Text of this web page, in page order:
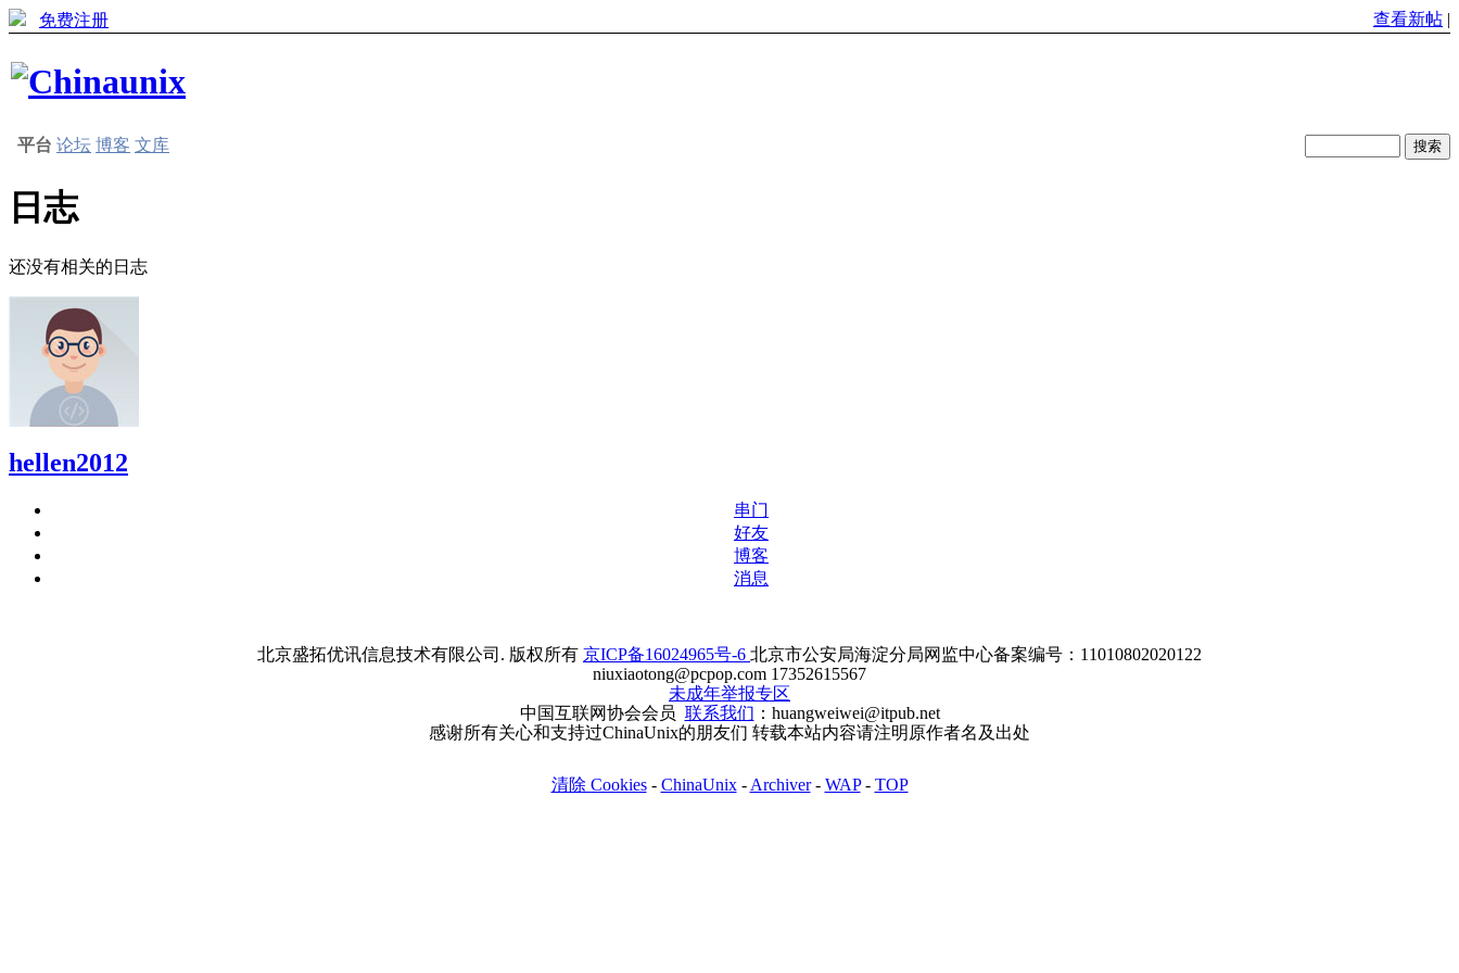
免费注册 查看新帖 |
平台 论坛 博客 文库
日志
还没有相关的日志
hellen2012
串门
好友
博客
消息
北京盛拓优讯信息技术有限公司. 版权所有 京ICP备16024965号-6 北京市公安局海淀分局网监中心备案编号：11010802020122
niuxiaotong@pcpop.com 17352615567
未成年举报专区
中国互联网协会会员 联系我们 ：huangweiwei@itpub.net
感谢所有关心和支持过ChinaUnix的朋友们 转载本站内容请注明原作者名及出处
清除 Cookies- ChinaUnix- Archiver- WAP- TOP